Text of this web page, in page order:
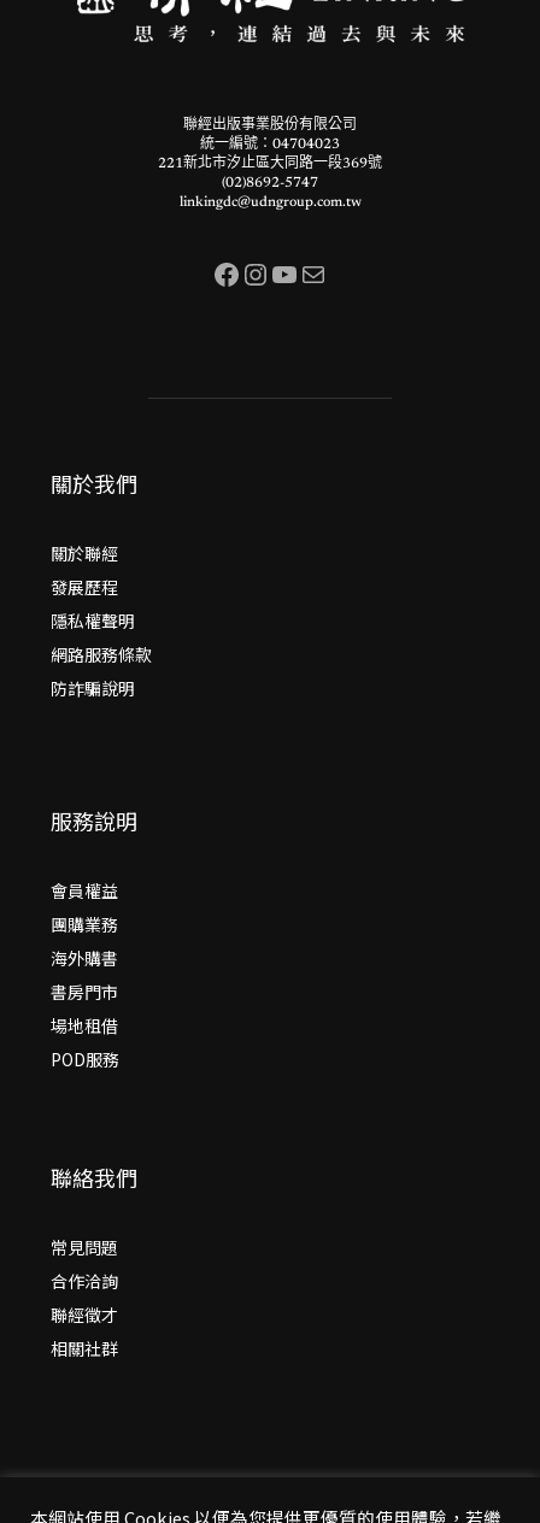
聯經出版事業股份有限公司
統一編號：04704023
221新北市汐止區大同路一段369號
(02)8692-5747
linkingdc@udngroup.com.tw
Facebook InstagramYouTube 電子郵件
關於我們
關於聯經
發展歷程
隱私權聲明
網路服務條款
防詐騙說明
服務說明
會員權益
團購業務
海外購書
書房門市
場地租借
POD服務
聯絡我們
常見問題
合作洽詢
聯經徵才
相關社群
本網站使用 Cookies 以便為您提供更優質的使用體驗，若繼